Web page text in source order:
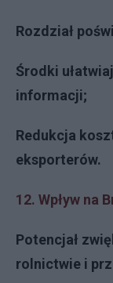
Rozdział
Środki
informacji;
Redukcja
eksporterów.
12. Wpływ na
Potencjał
rolnictwie i